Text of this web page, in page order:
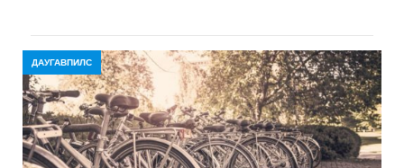
ДАУГАВПИЛС